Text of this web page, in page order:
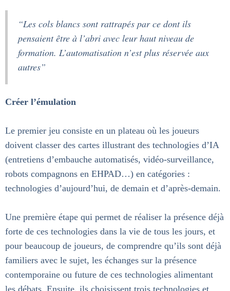
“Les cols blancs sont rattrapés par ce dont ils
pensaient être à l’abri avec leur haut niveau de
formation. L’automatisation n’est plus réservée aux
autres”
Créer l’émulation
Le premier jeu consiste en un plateau où les joueurs
doivent classer des cartes illustrant des technologies d’IA
(entretiens d’embauche automatisés, vidéo-surveillance,
robots compagnons en EHPAD…) en catégories :
technologies d’aujourd’hui, de demain et d’après-demain.
Une première étape qui permet de réaliser la présence déjà
forte de ces technologies dans la vie de tous les jours, et
pour beaucoup de joueurs, de comprendre qu’ils sont déjà
familiers avec le sujet, les échanges sur la présence
contemporaine ou future de ces technologies alimentant
les débats. Ensuite, ils choisissent trois technologies et